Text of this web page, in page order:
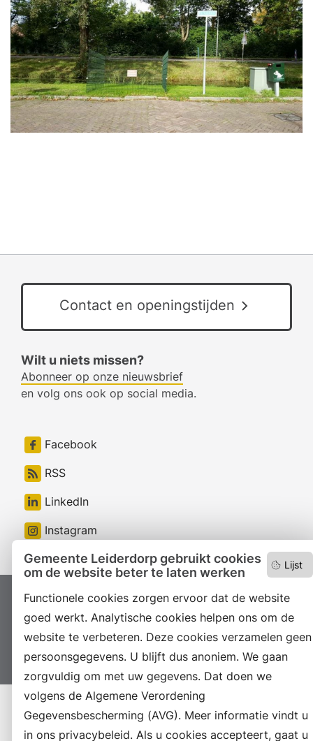
Lijst
Gemeente Leiderdorp gebruikt cookies
om de website beter te laten werken
Functionele cookies zorgen ervoor dat de website
goed werkt. Analytische cookies helpen ons om de
website te verbeteren. Deze cookies verzamelen geen
persoonsgegevens. U blijft dus anoniem. We gaan
zorgvuldig om met uw gegevens. Dat doen we
volgens de Algemene Verordening
Gegevensbescherming (AVG). Meer informatie vindt u
in ons privacybeleid. Als u cookies accepteert, gaat u
Contact en openingstijden
Wilt u niets missen?
Abonneer op onze nieuwsbrief
en volg ons ook op social media.
Facebook
RSS
LinkedIn
Instagram
Proclaimer Colofon
Toegankelijkheid
Sitemap
Privacyverklaring
Servicenormen
Suggesties
Archief Vacatures